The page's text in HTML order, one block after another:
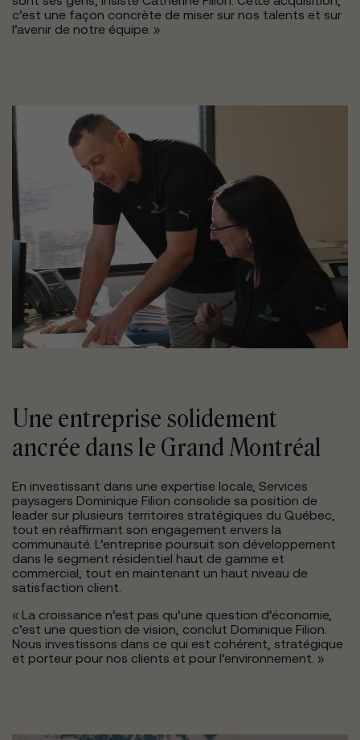
c’est une façon concrète de miser sur nos talents et sur
l’avenir de notre équipe. »
Une entreprise solidement
ancrée dans le Grand Montréal
En investissant dans une expertise locale, Services
paysagers Dominique Filion consolide sa position de
leader sur plusieurs territoires stratégiques du Québec,
tout en réaffirmant son engagement envers la
communauté. L’entreprise poursuit son développement
dans le segment résidentiel haut de gamme et
commercial, tout en maintenant un haut niveau de
satisfaction client.
« La croissance n’est pas qu’une question d’économie,
c’est une question de vision, conclut Dominique Filion.
Nous investissons dans ce qui est cohérent, stratégique
et porteur pour nos clients et pour l’environnement. »